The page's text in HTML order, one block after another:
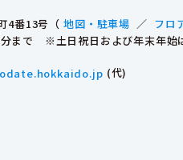
4番13号（ 地図・駐車場 ／ フロ
まで ※土日祝日および年末年始
(代)